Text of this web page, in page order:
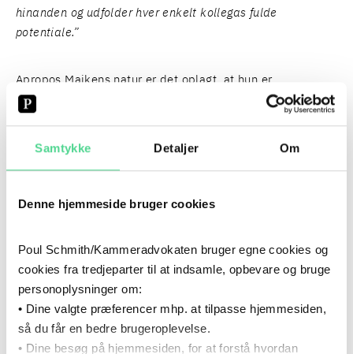
Samtykke Detaljer Om
Denne hjemmeside bruger cookies
Poul Schmith/Kammeradvokaten bruger egne cookies og
cookies fra tredjeparter til at indsamle, opbevare og bruge
personoplysninger om:
• Dine valgte præferencer mhp. at tilpasse hjemmesiden,
så du får en bedre brugeroplevelse.
• Dine besøg på hjemmesiden, for at forstå hvordan
hinanden og udfolder hver enkelt kollegas fulde
potentiale.”
Apropos Maikens natur er det oplagt, at hun er
specialiseret inden for IP og markedsføringsret. Der er
særdeleshed med datadrevet markedsføring,
rettigheder, hvor samspillet mellem kompliceret
”AI fylder alle steder, og håndtering af rettigheder er
ekstremt vigtigt i den rivende udvikling, der er i gang. Vi
skal hele tiden forholde os til nye juridiske spørgsmål, og
det er afgørende at forstå teknologien bag for at kunne
rådgive vores klienter.”